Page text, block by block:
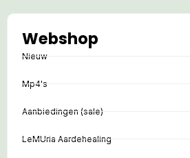
Webshop
Nieuw
Mp4's
Aanbiedingen (sale)
LeMUria Aardehealing